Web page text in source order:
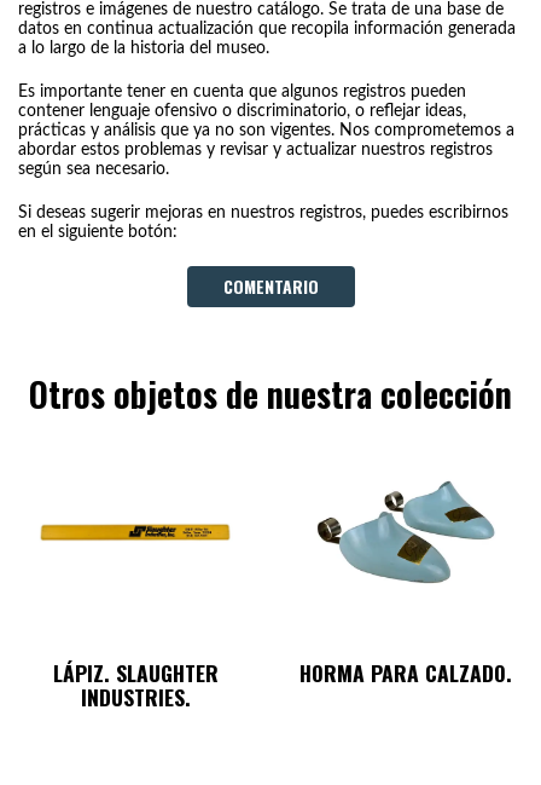
registros e imágenes de nuestro catálogo. Se trata de una base de
datos en continua actualización que recopila información generada
a lo largo de la historia del museo.
Es importante tener en cuenta que algunos registros pueden
contener lenguaje ofensivo o discriminatorio, o reflejar ideas,
prácticas y análisis que ya no son vigentes. Nos comprometemos a
abordar estos problemas y revisar y actualizar nuestros registros
según sea necesario.
Si deseas sugerir mejoras en nuestros registros, puedes escribirnos
en el siguiente botón:
COMENTARIO
Otros objetos de nuestra colección
LÁPIZ. SLAUGHTER
INDUSTRIES.
HORMA PARA CALZADO.